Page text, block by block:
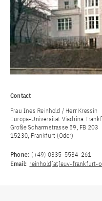
Contact
Frau Ines Reinhold / Herr Kressin
Europa-Universität Viadrina
Große Scharrnstrasse 59, FB 203
15230, Frankfurt (Oder)
Phone: (+49) 0335-5534-261
Email: reinhold[at]euv-frankfurt-